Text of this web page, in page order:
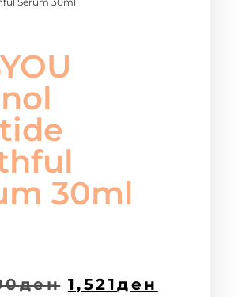
30ml
ден 1,521ден